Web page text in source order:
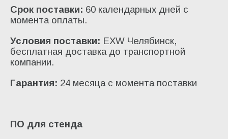
Срок поставки: 60 календарных дней с
момента оплаты.
Условия поставки: EXW Челябинск,
бесплатная доставка до транспортной
компании.
Гарантия: 24 месяца с момента поставки
ПО для стенда